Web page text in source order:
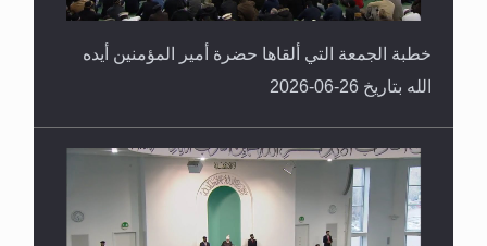
خطبة الجمعة التي ألقاها حضرة أمير المؤمنين أيده
الله بتاريخ 26-06-2026